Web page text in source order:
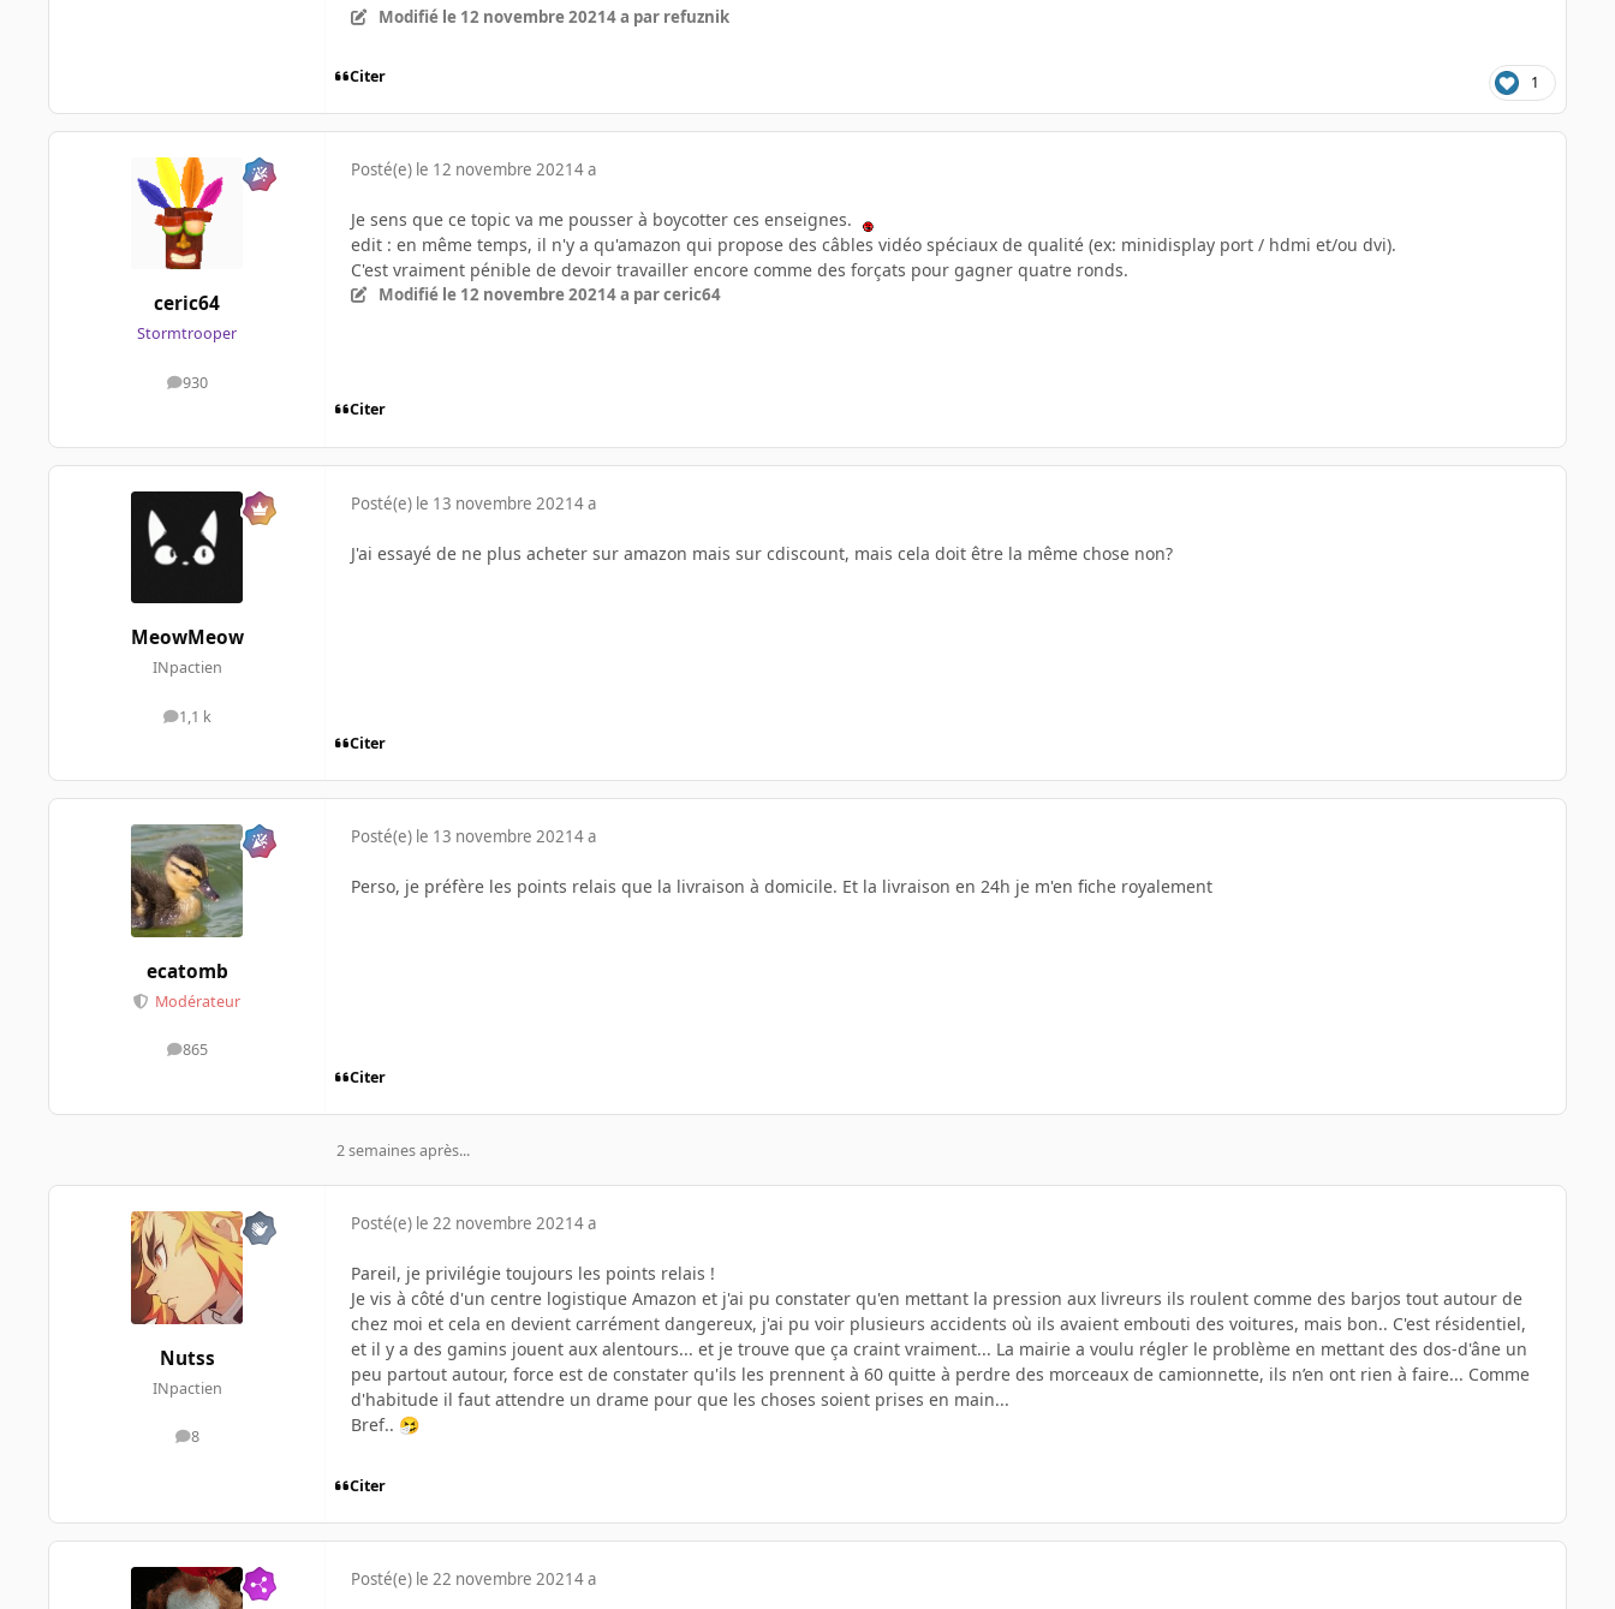
Modifié le 12 novembre 20214 a par refuznik
Citer 1
ceric64
Stormtrooper
930
messages
Posté(e) le 12 novembre 20214 a
Je sens que ce topic va me pousser à boycotter ces enseignes.
edit : en même temps, il n'y a qu'amazon qui propose des câbles vidéo spéciaux de qualité (ex: minidisplay port / hdmi et/ou dvi).
C'est vraiment pénible de devoir travailler encore comme des forçats pour gagner quatre ronds.
Modifié le 12 novembre 20214 a par ceric64
Citer
MeowMeow
INpactien
1,1 k
messages
Posté(e) le 13 novembre 20214 a
J'ai essayé de ne plus acheter sur amazon mais sur cdiscount, mais cela doit être la même chose non?
Citer
ecatomb
Modérateur
865
messages
Posté(e) le 13 novembre 20214 a
Perso, je préfère les points relais que la livraison à domicile. Et la livraison en 24h je m'en fiche royalement
Citer
2 semaines après...
Nutss
INpactien
8
messages
Posté(e) le 22 novembre 20214 a
Pareil, je privilégie toujours les points relais !
Je vis à côté d'un centre logistique Amazon et j'ai pu constater qu'en mettant la pression aux livreurs ils roulent comme des barjos tout autour de
chez moi et cela en devient carrément dangereux, j'ai pu voir plusieurs accidents où ils avaient embouti des voitures, mais bon.. C'est résidentiel,
et il y a des gamins jouent aux alentours... et je trouve que ça craint vraiment... La mairie a voulu régler le problème en mettant des dos-d'âne un
peu partout autour, force est de constater qu'ils les prennent à 60 quitte à perdre des morceaux de camionnette, ils n’en ont rien à faire... Comme
d'habitude il faut attendre un drame pour que les choses soient prises en main...
Bref.. 🤧
Citer
Posté(e) le 22 novembre 20214 a